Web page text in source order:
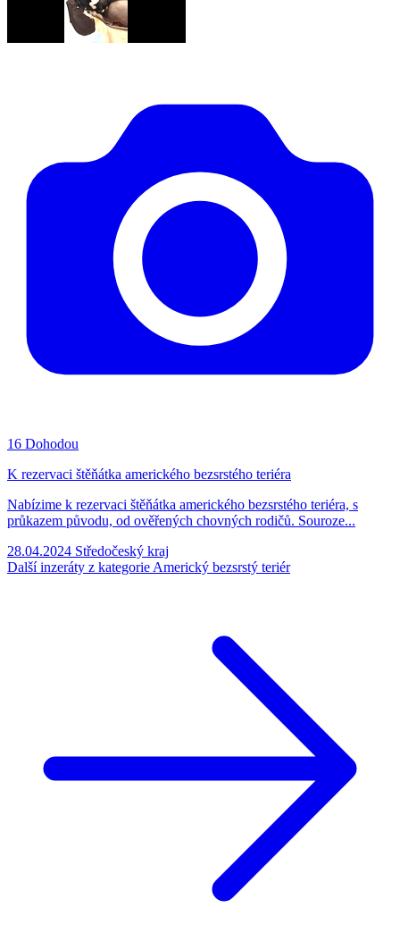
16 Dohodou
K rezervaci štěňátka amerického bezsrstého teriéra
Nabízime k rezervaci štěňátka amerického bezsrstého teriéra, s
průkazem původu, od ověřených chovných rodičů. Souroze...
28.04.2024 Středočeský kraj
Další inzeráty z kategorie Americký bezsrstý teriér